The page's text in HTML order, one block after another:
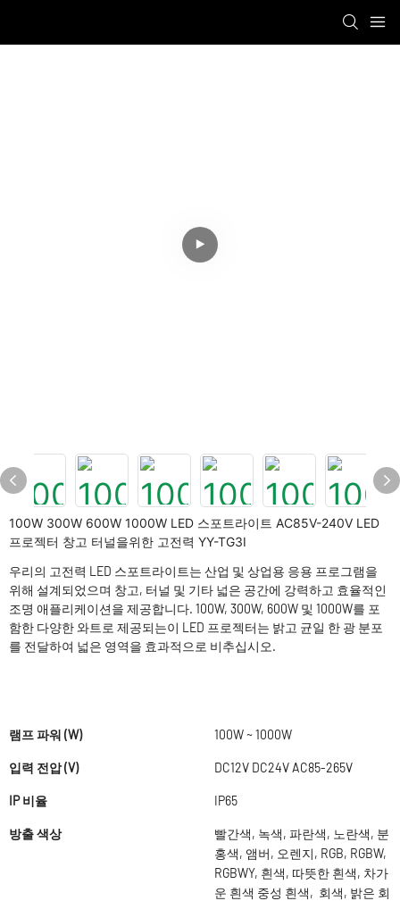
100W 300W 600W 1000W LED 스포트라이트 AC85V-240V LED
프로젝터 창고 터널을위한 고전력 YY-TG3I
우리의 고전력 LED 스포트라이트는 산업 및 상업용 응용 프로그램을
위해 설계되었으며 창고, 터널 및 기타 넓은 공간에 강력하고 효율적인
조명 애플리케이션을 제공합니다. 100W, 300W, 600W 및 1000W를 포
함한 다양한 와트로 제공되는이 LED 프로젝터는 밝고 균일 한 광 분포
를 전달하여 넓은 영역을 효과적으로 비추십시오.
램프 파워 (W) 100W ~ 1000W
입력 전압 (V) DC12V DC24V AC85-265V
IP 비율 IP65
방출 색상
빨간색, 녹색, 파란색, 노란색, 분
홍색, 앰버, 오렌지, RGB, RGBW,
RGBWY, 흰색, 따뜻한 흰색, 차가
운 흰색 중성 흰색, 회색, 밝은 회